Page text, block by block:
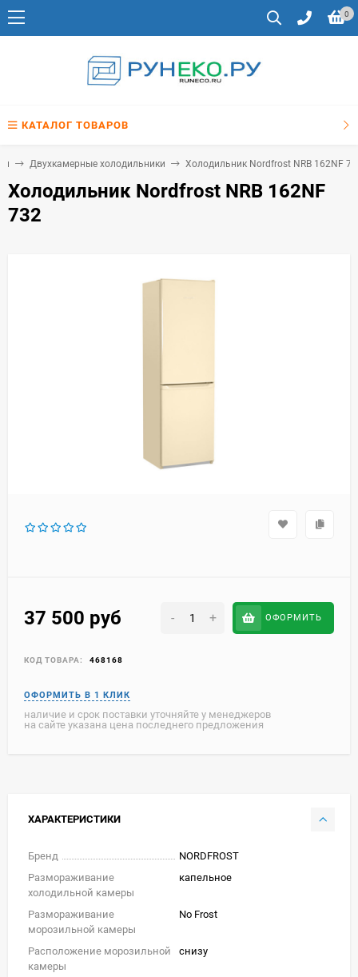
0
КАТАЛОГ ТОВАРОВ
Двухкамерные холодильники Холодильник Nordfrost NRB 162NF
Холодильник Nordfrost NRB 162NF
732
37 500 руб - + ОФОРМИТЬ
КОД ТОВАРА: 468168
наличие и срок поставки уточняйте у менеджеров
на сайте указана цена последнего предложения
ХАРАКТЕРИСТИКИ
Бренд
NORDFROST
Размораживание
холодильной камеры
капельное
Размораживание
морозильной камеры
No Frost
Расположение морозильной
камеры
снизу